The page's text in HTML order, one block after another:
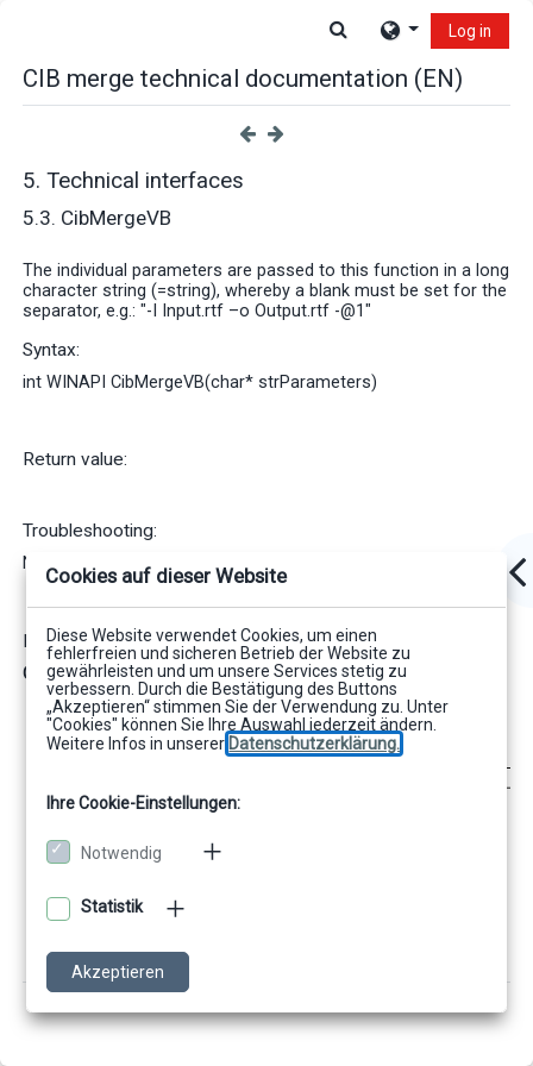
Toggle search input
Log in
CIB merge technical documentation (EN)
5. Technical interfaces
5.3. CibMergeVB
The individual parameters are passed to this function in a long
character string (=string), whereby a blank must be set for the
separator, e.g.: "-I Input.rtf –o Output.rtf -@1"
Syntax:
int WINAPI CibMergeVB(char* strParameters)
Return value:
Troubleshooting:
No special troubleshooting is active
Fallback
Calling concept
Cookies auf dieser Website
Diese Website verwendet Cookies, um einen
fehlerfreien und sicheren Betrieb der Website zu
gewährleisten und um unsere Services stetig zu
verbessern. Durch die Bestätigung des Buttons
„Akzeptieren“ stimmen Sie der Verwendung zu. Unter
"Cookies" können Sie Ihre Auswahl jederzeit ändern.
Weitere Infos in unserer Datenschutzerklärung.
Ihre Cookie-Einstellungen:
Notwendig
Statistik
Akzeptieren